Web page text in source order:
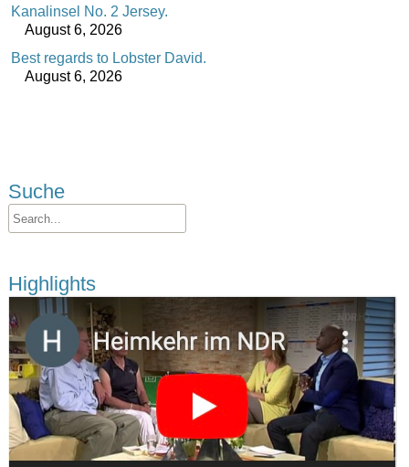
Kanalinsel No. 2 Jersey.
August 6, 2026
Best regards to Lobster David.
August 6, 2026
Suche
Highlights